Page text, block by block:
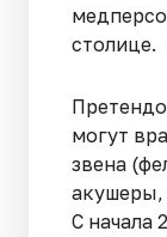
столице.
могут
звена
акушеры,
С начала